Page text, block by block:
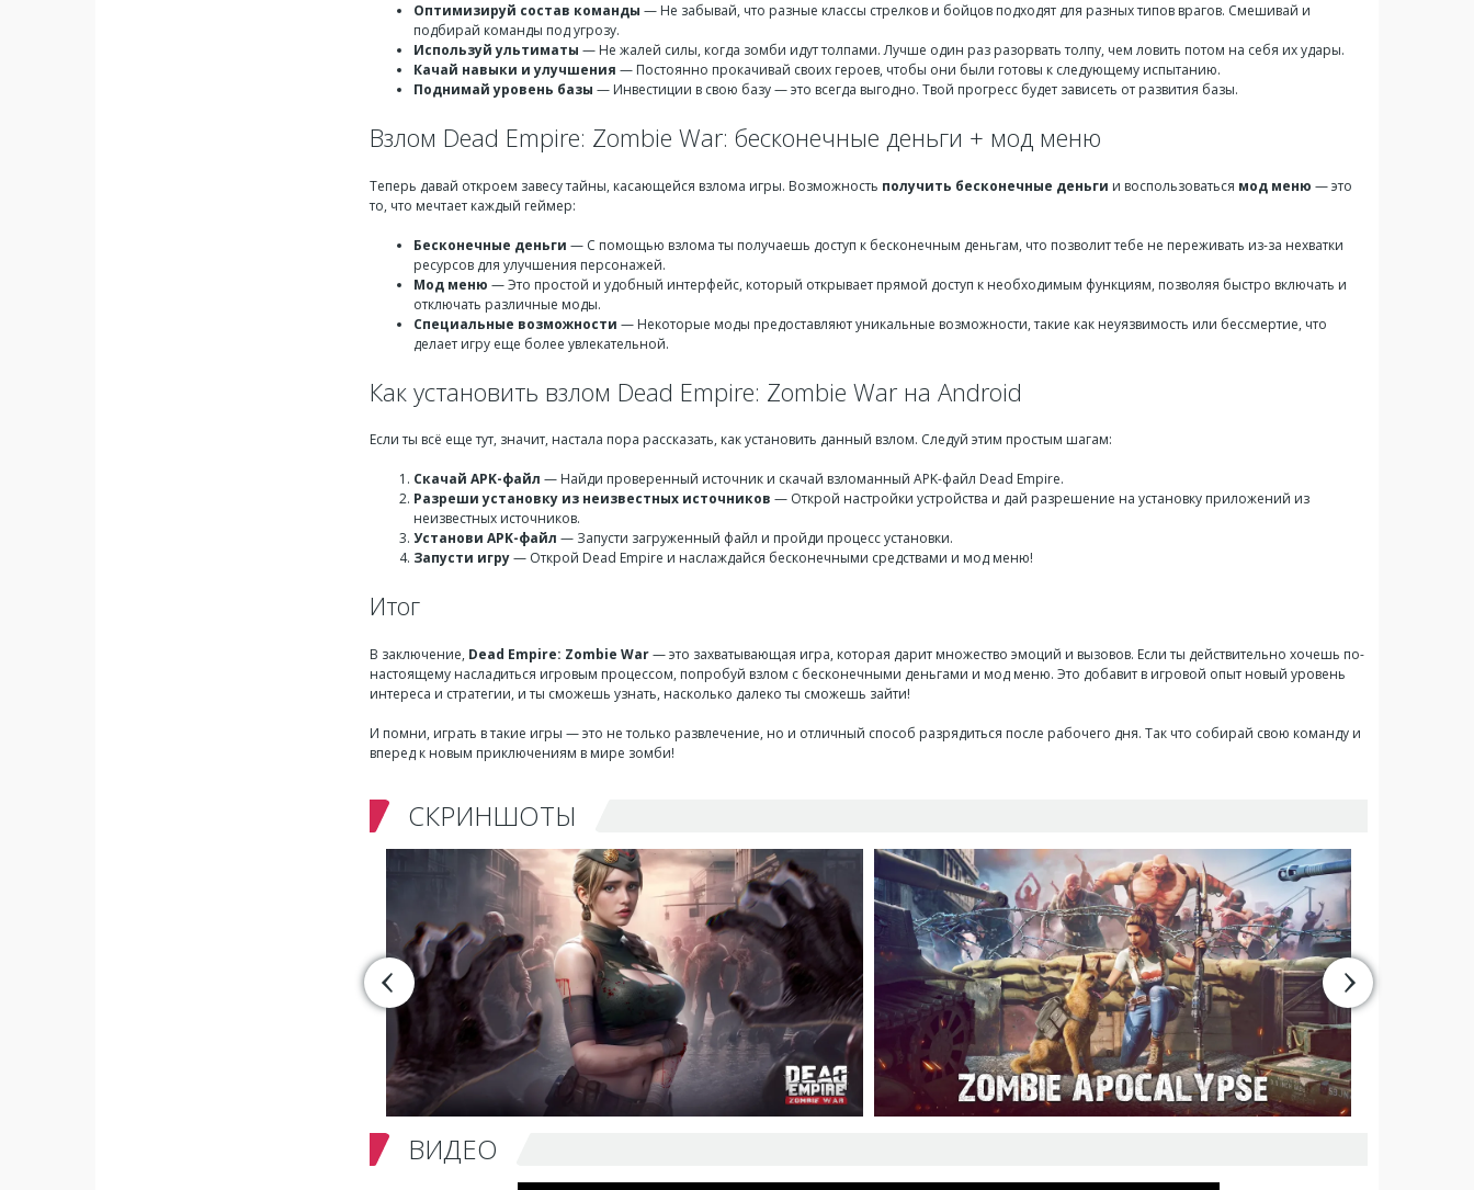
Оптимизируй состав команды — Не забывай, что разные классы стрелков и бойцов подходят для разных типов врагов. Смешивай и
подбирай команды под угрозу.
Используй ультиматы — Не жалей силы, когда зомби идут толпами. Лучше один раз разорвать толпу, чем ловить потом на себя их удары.
Качай навыки и улучшения — Постоянно прокачивай своих героев, чтобы они были готовы к следующему испытанию.
Поднимай уровень базы — Инвестиции в свою базу — это всегда выгодно. Твой прогресс будет зависеть от развития базы.
Взлом Dead Empire: Zombie War: бесконечные деньги + мод меню
Теперь давай откроем завесу тайны, касающейся взлома игры. Возможность получить бесконечные деньги и воспользоваться мод меню — это
то, что мечтает каждый геймер:
Бесконечные деньги — С помощью взлома ты получаешь доступ к бесконечным деньгам, что позволит тебе не переживать из-за нехватки
ресурсов для улучшения персонажей.
Мод меню — Это простой и удобный интерфейс, который открывает прямой доступ к необходимым функциям, позволяя быстро включать и
отключать различные моды.
Специальные возможности — Некоторые моды предоставляют уникальные возможности, такие как неуязвимость или бессмертие, что
делает игру еще более увлекательной.
Как установить взлом Dead Empire: Zombie War на Android
Если ты всё еще тут, значит, настала пора рассказать, как установить данный взлом. Следуй этим простым шагам:
Скачай APK-файл — Найди проверенный источник и скачай взломанный APK-файл Dead Empire.
Разреши установку из неизвестных источников — Открой настройки устройства и дай разрешение на установку приложений из
неизвестных источников.
Установи APK-файл — Запусти загруженный файл и пройди процесс установки.
Запусти игру— Открой Dead Empire и наслаждайся бесконечными средствами и мод меню!
Итог
В заключение, Dead Empire: Zombie War— это захватывающая игра, которая дарит множество эмоций и вызовов. Если ты действительно хочешь по-
настоящему насладиться игровым процессом, попробуй взлом с бесконечными деньгами и мод меню. Это добавит в игровой опыт новый уровень
интереса и стратегии, и ты сможешь узнать, насколько далеко ты сможешь зайти!
И помни, играть в такие игры — это не только развлечение, но и отличный способ разрядиться после рабочего дня. Так что собирай свою команду и
вперед к новым приключениям в мире зомби!
СКРИНШОТЫ
ВИДЕО